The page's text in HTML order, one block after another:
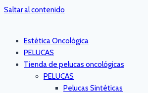
Saltar al contenido
Estética Oncológica
PELUCAS
Tienda de pelucas oncológicas
PELUCAS
Pelucas Sintéticas